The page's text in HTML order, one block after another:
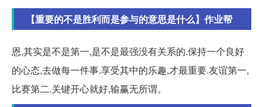
【重要的不是胜利而是参与的意思是什么】作业帮
恩,其实是不是第一,是不是最强没有关系的.保持一个良好
的心态,去做每一件事.享受其中的乐趣,才最重要.友谊第一,
比赛第二.关键开心就好,输赢无所谓。